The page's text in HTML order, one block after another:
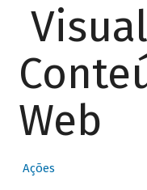
Web
Ações